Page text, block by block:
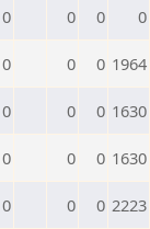
0 0 0 0
0 0 0 1964
0 0 0 1630
0 0 0 1630
0 0 0 2223